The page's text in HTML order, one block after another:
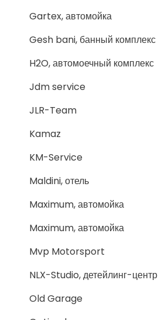
Gartex, автомойка
Gesh bani, банный комплекс
H2O, автомоечный комплекс
Jdm service
JLR-Team
Kamaz
KM-Service
Maldini, отель
Maximum, автомойка
Maximum, автомойка
Mvp Motorsport
NLX-Studio, детейлинг-центр
Old Garage